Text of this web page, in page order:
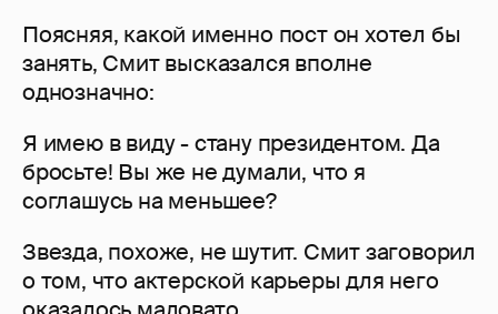
Поясняя, какой именно пост он хотел бы
занять, Смит высказался вполне
однозначно:
Я имею в виду - стану президентом. Да
бросьте! Вы же не думали, что я
соглашусь на меньшее?
Звезда, похоже, не шутит. Смит заговорил
о том, что актерской карьеры для него